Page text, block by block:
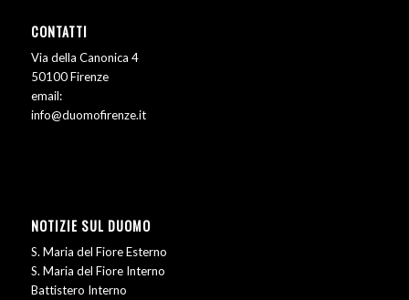
CONTATTI
Via della Canonica 4
50100 Firenze
email:
info@duomofirenze.it
NOTIZIE SUL DUOMO
S. Maria del Fiore Esterno
S. Maria del Fiore Interno
Battistero Interno